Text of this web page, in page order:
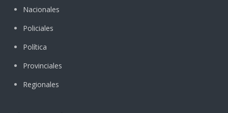
Nacionales
Policiales
Política
Provinciales
Regionales